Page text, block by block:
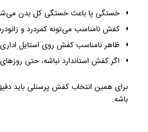
خستگی پا باعث خستگی کل بدن
کفش نامناسب می‌تونه کمردرد و
ظاهر نامناسب کفش روی استایل اداری
اگر کفش استاندارد نباشه، حتی
برای همین انتخاب کفش پرسنلی باید
باشه.